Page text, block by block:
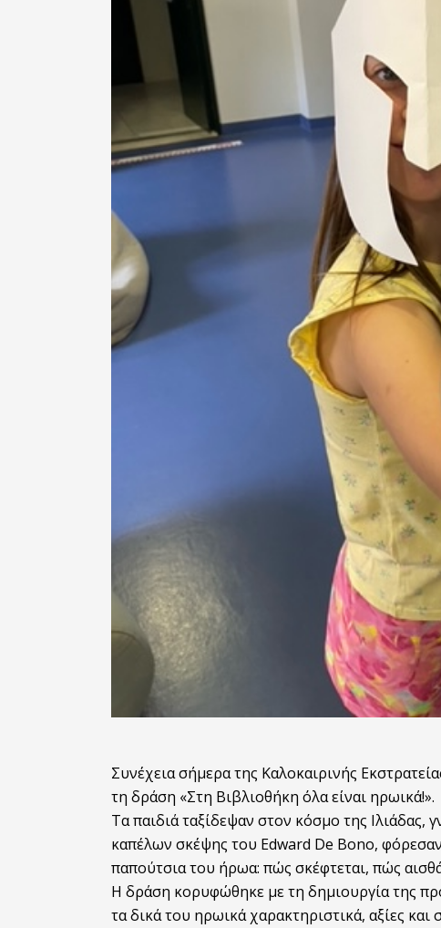
Συνέχεια σήμερα της Καλοκαιρινής
τη δράση «Στη Βιβλιοθήκη όλα είναι ηρωικά!».
Τα παιδιά ταξίδεψαν στον κόσμο της Ιλιάδας,
καπέλων σκέψης του Edward De Bono,
παπούτσια του ήρωα: πώς σκέφτεται, πώς
Η δράση κορυφώθηκε με τη δημιουργία της
τα δικά του ηρωικά χαρακτηριστικά, αξίες